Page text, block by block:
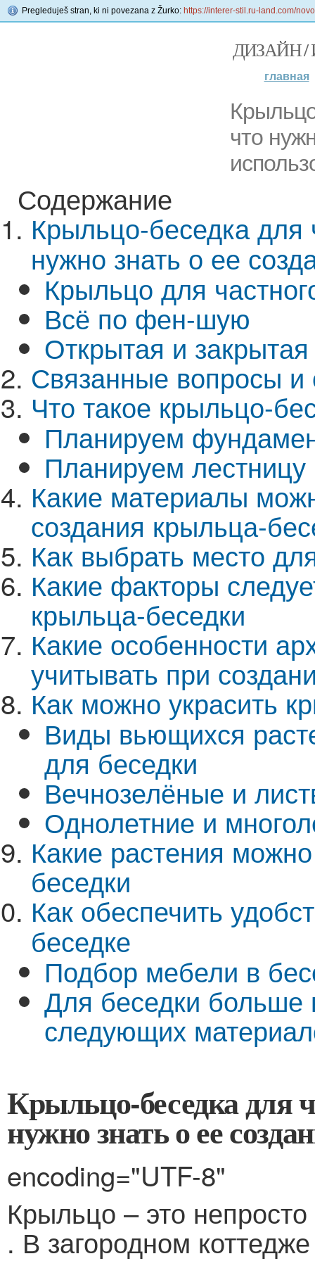
Pregleduješ stran, ki ni povezana z Žurko: https://interer-stil.ru-land.com/